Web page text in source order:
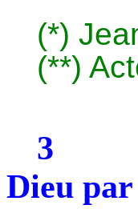
(*)
(**)
3
Dieu